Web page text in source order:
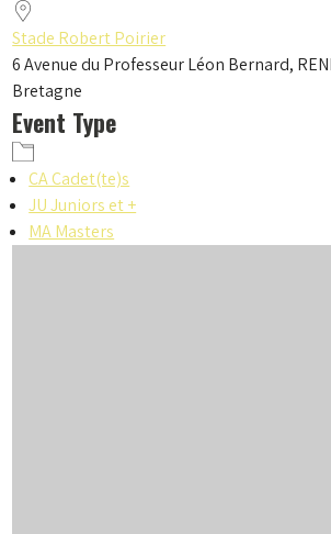
Stade Robert Poirier
6 Avenue du Professeur Léon Bernard,
Bretagne
Event Type
CA Cadet(te)s
JU Juniors et +
MA Masters